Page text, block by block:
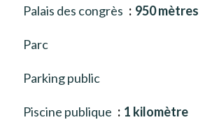
Palais des congrès 950 mètres
Parc
Parking public
Piscine publique 1 kilomètre